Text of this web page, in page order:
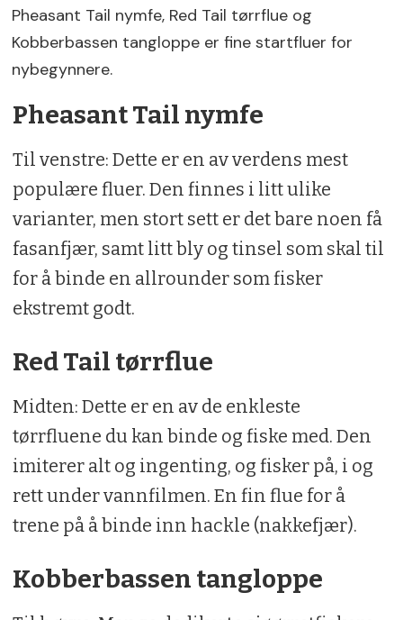
Pheasant Tail nymfe, Red Tail tørrflue og
Kobberbassen tangloppe er fine startfluer for
nybegynnere.
Pheasant Tail nymfe
Til venstre: Dette er en av verdens mest
populære fluer. Den finnes i litt ulike
varianter, men stort sett er det bare noen få
fasanfjær, samt litt bly og tinsel som skal til
for å binde en allrounder som fisker
ekstremt godt.
Red Tail tørrflue
Midten: Dette er en av de enkleste
tørrfluene du kan binde og fiske med. Den
imiterer alt og ingenting, og fisker på, i og
rett under vannfilmen. En fin flue for å
trene på å binde inn hackle (nakkefjær).
Kobberbassen tangloppe